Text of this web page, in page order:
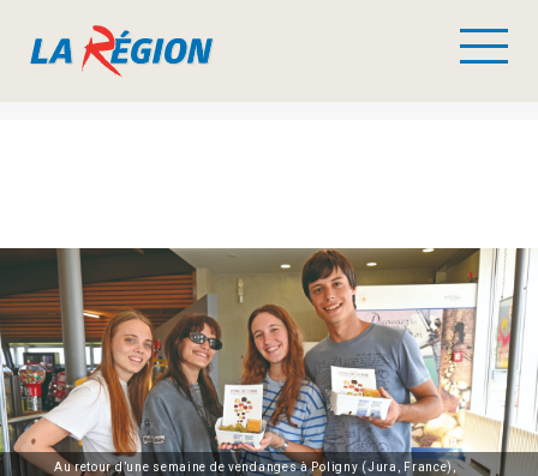
Au retour d’une semaine de vendanges à Poligny (Jura, France),